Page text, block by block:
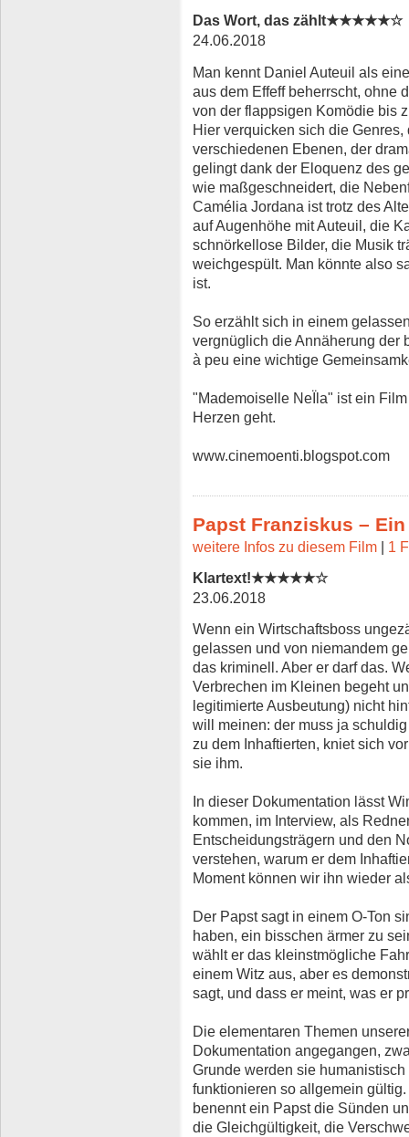
Das Wort, das zählt★★★★★☆
24.06.2018
Man kennt Daniel Auteuil als
aus dem Effeff beherrscht, ohne
von der flappsigen Komödie bis
Hier verquicken sich die
verschiedenen Ebenen, der
gelingt dank der Eloquenz des
wie maßgeschneidert, die
Camélia Jordana ist trotz des
auf Augenhöhe mit Auteuil, die
schnörkellose Bilder, die Musik
weichgespült. Man könnte also
ist.
So erzählt sich in einem
vergnüglich die Annäherung der
à peu eine wichtige
"Mademoiselle NeÏla" ist ein
Herzen geht.
www.cinemoenti.blogspot.com
Papst Franziskus –
weitere Infos zu diesem Film
1
Klartext!★★★★★☆
23.06.2018
Wenn ein Wirtschaftsboss
gelassen und von niemandem
das kriminell. Aber er darf das.
Verbrechen im Kleinen begeht
legitimierte Ausbeutung) nicht
will meinen: der muss ja
zu dem Inhaftierten, kniet sich
sie ihm.
In dieser Dokumentation lässt
kommen, im Interview, als
Entscheidungsträgern und den
verstehen, warum er dem
Moment können wir ihn wieder
Der Papst sagt in einem O-Ton
haben, ein bisschen ärmer zu
wählt er das kleinstmögliche
einem Witz aus, aber es
sagt, und dass er meint, was er
Die elementaren Themen
Dokumentation angegangen,
Grunde werden sie
funktionieren so allgemein
benennt ein Papst die Sünden
die Gleichgültigkeit, die